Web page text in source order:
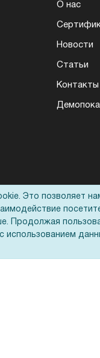
О нас
Новости
Статьи
Контакты
Это позволяет
Продолжая
использованием